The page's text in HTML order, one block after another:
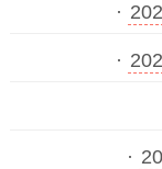
·
·
·